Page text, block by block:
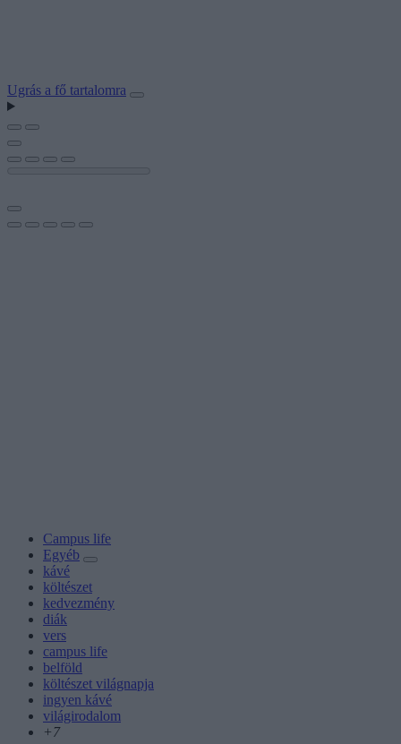
Ugrás a fő tartalomra
Campus life
Egyéb
kávé
költészet
kedvezmény
diák
vers
campus life
belföld
költészet világnapja
ingyen kávé
világirodalom
+7